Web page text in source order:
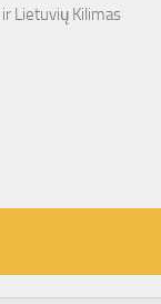
Lietuvių Kilimas